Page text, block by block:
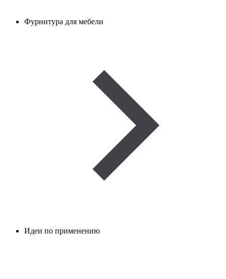
Фурнитура для мебели
Идеи по применению